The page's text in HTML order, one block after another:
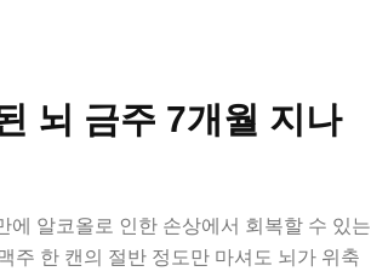
뇌 금주 7개월 지나
에 알코올로 인한 손상에서 회복할 수 있는
주 한 캔의 절반 정도만 마셔도 뇌가 위축